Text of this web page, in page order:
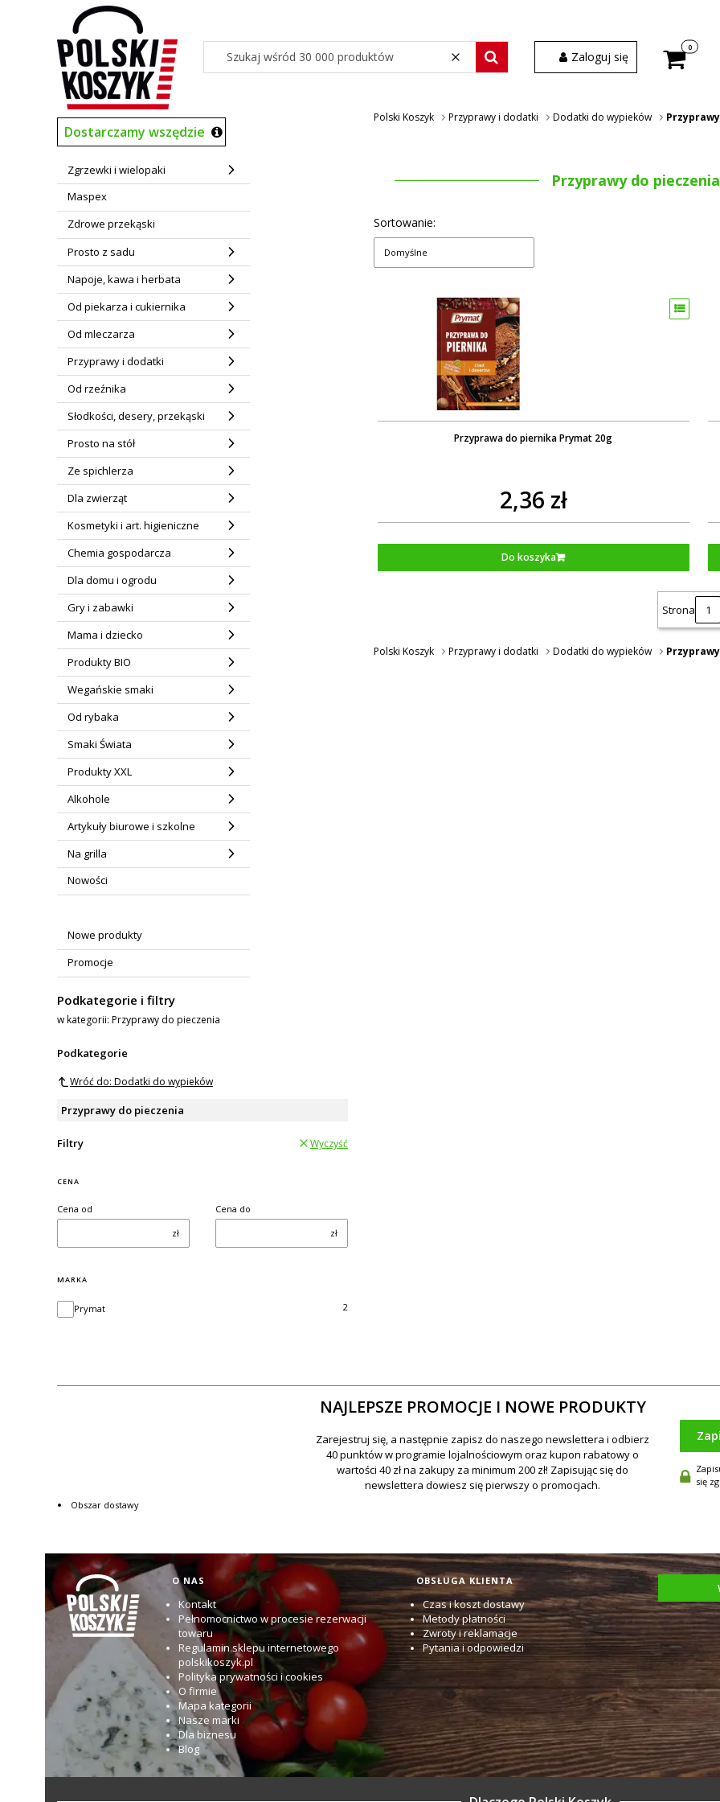
WyczyśćSzukaj wśród 30 000 produktów
Zaloguj się Produkty
Dostarczamy wszędzie
Zgrzewki i wielopaki
Maspex
Zdrowe przekąski
Prosto z sadu
Napoje, kawa i herbata
Od piekarza i cukiernika
Od mleczarza
Przyprawy i dodatki
Od rzeźnika
Słodkości, desery, przekąski
Prosto na stół
Ze spichlerza
Dla zwierząt
Kosmetyki i art. higieniczne
Chemia gospodarcza
Dla domu i ogrodu
Gry i zabawki
Mama i dziecko
Produkty BIO
Wegańskie smaki
Od rybaka
Smaki Świata
Produkty XXL
Alkohole
Artykuły biurowe i szkolne
Na grilla
Nowości
Nowe produkty
Promocje
Podkategorie i filtry
w kategorii: Przyprawy do pieczenia
Podkategorie
Wróć do: Dodatki do wypieków
Przyprawy do pieczenia
Filtry Wyczyść
CENA
Cena od
zł
Cena do
zł
MARKA
MarkaPrymat 2
Polski Koszyk Przyprawy i dodatki Dodatki do wypieków
Przyprawy do pieczenia
Sortowanie:
Domyślne
Przyprawa do piernika Prymat 20g
2,36 zł
Do koszyka
Strona
Polski Koszyk Przyprawy i dodatki Dodatki do wypieków
NAJLEPSZE PROMOCJE I NOWE PRODUKTY
się
Obszar dostawy
Linki w stopce
O NAS
Kontakt
Pełnomocnictwo w procesie rezerwacji
towaru
Regulamin sklepu internetowego
polskikoszyk.pl
Polityka prywatności i cookies
O firmie
Mapa kategorii
Nasze marki
Dla biznesu
Blog
OBSŁUGA KLIENTA
Czas i koszt dostawy
Metody płatności
Zwroty i reklamacje
Pytania i odpowiedzi